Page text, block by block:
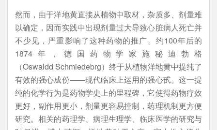
然而，由于洋地黄直接从植物中取材，杂质多、剂量难
以确定，因而实践中出现剂量过大导致心脏病人死亡并
不少见，严重影响了这种药物的推广。约100年后的
1874年，德国药物学家施秘迪勃格
（Oswaldd Schmiedebrg）终于从植物洋地黄中提纯了
有效的强心成份——现代临床上运用的强心甙。这一提
纯的化学行为是药物学史上的里程碑，它使得药物疗效
更好，副作用更小，剂量更容易控制，药理机制更方便
研究。相关的药理学、病理生理学、临床医学的研究与